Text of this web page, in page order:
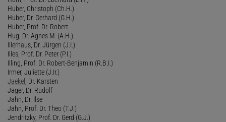
Huber, Christoph (Ch.H.)
Huber, Dr. Gerhard (G.H.)
Huber, Prof. Dr. Robert
Hug, Dr. Agnes M. (A.H.)
Illerhaus, Dr. Jürgen (J.I.)
Illes, Prof. Dr. Peter (P.I.)
Illing, Prof. Dr. Robert-Benjamin (R.B.I.)
Irmer, Juliette (J.Ir.)
Jaekel , Dr. Karsten
Jäger, Dr. Rudolf
Jahn, Dr. Ilse
Jahn, Prof. Dr. Theo (T.J.)
Jendritzky, Prof. Dr. Gerd (G.J.)